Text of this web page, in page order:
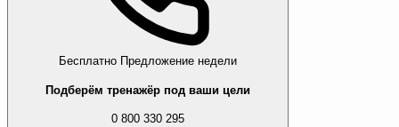
Бесплатно Предложение недели
Подберём тренажёр под ваши цели
0 800 330 295